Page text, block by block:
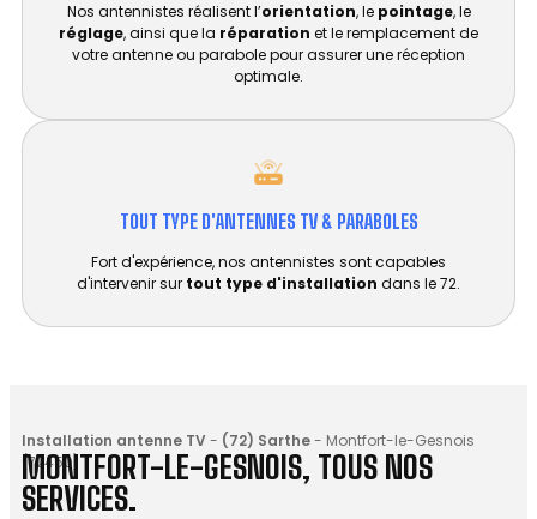
Nos antennistes réalisent l’orientation, le pointage, le
réglage, ainsi que la réparation et le remplacement de
votre antenne ou parabole pour assurer une réception
optimale.
TOUT TYPE D'ANTENNES TV & PARABOLES
Fort d'expérience, nos antennistes sont capables
d'intervenir sur tout type d'installation dans le 72.
Installation antenne TV- (72) Sarthe- Montfort-le-Gesnois
(72450)
MONTFORT-LE-GESNOIS, TOUS NOS
SERVICES.